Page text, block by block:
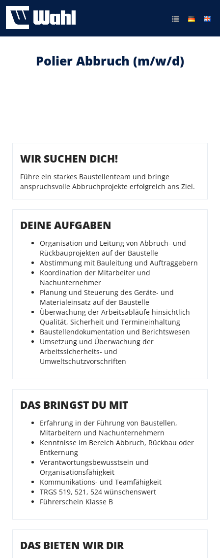
Polier Abbruch (m/w/d)
WIR SUCHEN DICH!
Führe ein starkes Baustellenteam und bringe
anspruchsvolle Abbruchprojekte erfolgreich ans Ziel.
DEINE AUFGABEN
Organisation und Leitung von Abbruch- und
Rückbauprojekten auf der Baustelle
Abstimmung mit Bauleitung und Auftraggebern
Koordination der Mitarbeiter und
Nachunternehmer
Planung und Steuerung des Geräte- und
Materialeinsatz auf der Baustelle
Überwachung der Arbeitsabläufe hinsichtlich
Qualität, Sicherheit und Termineinhaltung
Baustellendokumentation und Berichtswesen
Umsetzung und Überwachung der
Arbeitssicherheits- und
Umweltschutzvorschriften
DAS BRINGST DU MIT
Erfahrung in der Führung von Baustellen,
Mitarbeitern und Nachunternehmern
Kenntnisse im Bereich Abbruch, Rückbau oder
Entkernung
Verantwortungsbewusstsein und
Organisationsfähigkeit
Kommunikations- und Teamfähigkeit
TRGS 519, 521, 524 wünschenswert
Führerschein Klasse B
DAS BIETEN WIR DIR